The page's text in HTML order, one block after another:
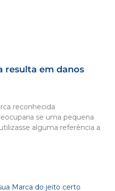
resulta em danos
reconhecida
se uma pequena
alguma referência a